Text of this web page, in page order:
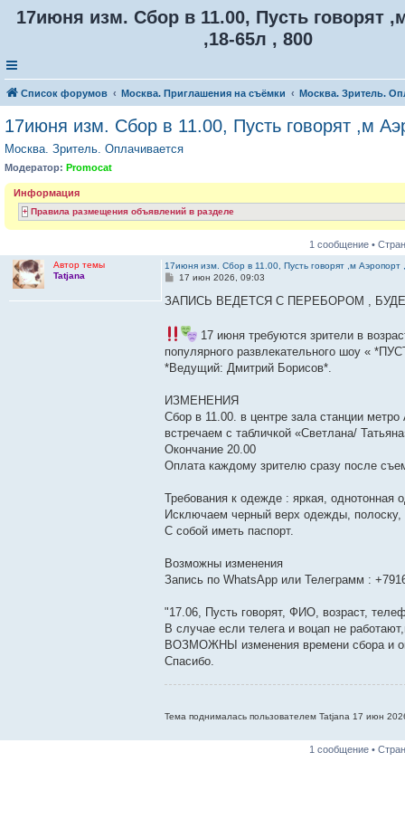
17июня изм. Сбор в 11.00, Пусть говорят
,18-65л , 800
Список форумов Москва. Приглашения на съёмки Москва. Зритель.
17июня изм. Сбор в 11.00, Пусть говорят ,м
Москва. Зритель. Оплачивается
Модератор: Promocat
Информация
Правила размещения объявлений в разделе
1 сообщение •
Автор темы
Tatjana
17июня изм. Сбор в 11.00, Пусть говорят ,м Аэропорт
С
о
е
н
и
е
17 июн 2026, 09:03
ЗАПИСЬ ВЕДЕТСЯ С ПЕРЕБОРОМ ,
17 июня требуются зрители в
популярного развлекательного шоу «
*Ведущий: Дмитрий Борисов*.
ИЗМЕНЕНИЯ
Сбор в 11.00. в центре зала станции метро
встречаем с табличкой «Светлана/
Окончание 20.00
Оплата каждому зрителю сразу после
Требования к одежде : яркая, однотонная
Исключаем черный верх одежды, полоску,
С собой иметь паспорт.
Возможны изменения
Запись по WhatsApp или Телеграмм :
"17.06, Пусть говорят, ФИО, возраст,
В случае если телега и воцап не
ВОЗМОЖНЫ изменения времени сбора и
Спасибо.
Тема поднималась пользователем Tatjana 17 июн
1 сообщение •